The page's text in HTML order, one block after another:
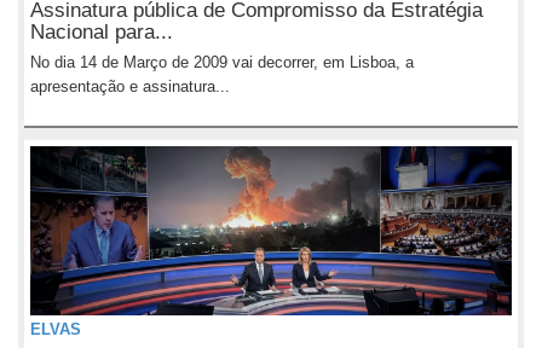
Assinatura pública de Compromisso da Estratégia
Nacional para...
No dia 14 de Março de 2009 vai decorrer, em Lisboa, a
apresentação e assinatura...
ELVAS